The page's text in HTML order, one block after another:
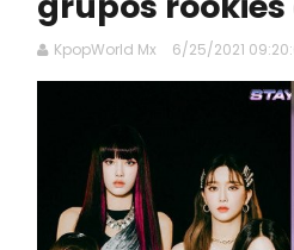
KpopWorld Mx 6/25/2021